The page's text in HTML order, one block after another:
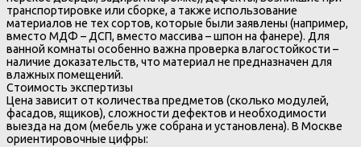
транспортировке или сборке, а также использование
материалов не тех сортов, которые были заявлены (например,
вместо МДФ – ДСП, вместо массива – шпон на фанере). Для
ванной комнаты особенно важна проверка влагостойкости –
наличие доказательств, что материал не предназначен для
влажных помещений.
Стоимость экспертизы
Цена зависит от количества предметов (сколько модулей,
фасадов, ящиков), сложности дефектов и необходимости
выезда на дом (мебель уже собрана и установлена). В Москве
ориентировочные цифры: